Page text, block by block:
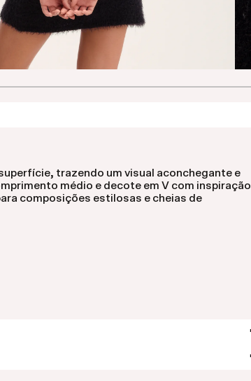
trazendo um visual aconchegante e
médio e decote em V com inspiração
composições estilosas e cheias de